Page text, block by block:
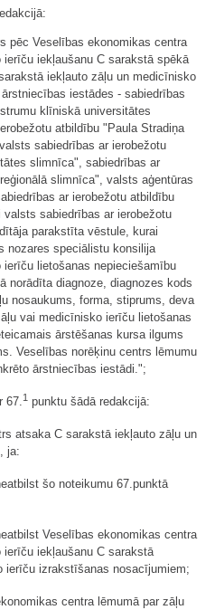
pēc Veselības ekonomikas centra
iekļaušanu C sarakstā spēkā
iekļauto zāļu un medicīnisko
iestādes - sabiedrības
klīniskā universitātes
atbildību "Paula Stradiņa
sabiedrības ar ierobežotu
slimnīca", sabiedrības ar
slimnīca", valsts aģentūras
ar ierobežotu atbildību
sabiedrības ar ierobežotu
parakstīta vēstule, kurai
nozares speciālistu konsilija
lietošanas nepieciešamību
norādīta diagnoze, diagnozes kods
nosaukums, forma, stiprums, deva
vai medicīnisko ierīču lietošanas
ārstēšanas kursa ilgums
Veselības norēķinu centrs lēmumu
ārstniecības iestādi.";
67. 1 punktu šādā redakcijā:
atsaka C sarakstā iekļauto zāļu un
ja:
šo noteikumu 67.punktā
Veselības ekonomikas centra
iekļaušanu C sarakstā
ierīču izrakstīšanas nosacījumiem;
centra lēmumā par zāļu